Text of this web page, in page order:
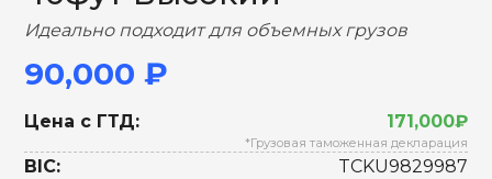
Идеально подходит для объемных грузов
90,000 ₽
Цена с ГТД: 171,000₽
*Грузовая таможенная декларация
BIC:
TCKU9829987